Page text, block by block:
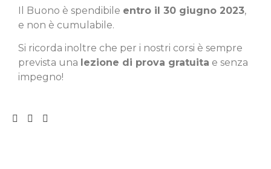
Il Buono è spendibile entro il 30 giugno 2023,
e non è cumulabile.
Si ricorda inoltre che per i nostri corsi è sempre
prevista una lezione di prova gratuita e senza
impegno!